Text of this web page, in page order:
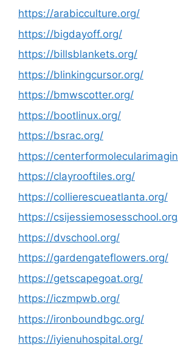
https://arabicculture.org/
https://bigdayoff.org/
https://billsblankets.org/
https://blinkingcursor.org/
https://bmwscotter.org/
https://bootlinux.org/
https://bsrac.org/
https://
https://clayrooftiles.org/
https://collierescueatlanta.org/
https://
https://dvschool.org/
https://gardengateflowers.org/
https://getscapegoat.org/
https://iczmpwb.org/
https://ironboundbgc.org/
https://iyienuhospital.org/